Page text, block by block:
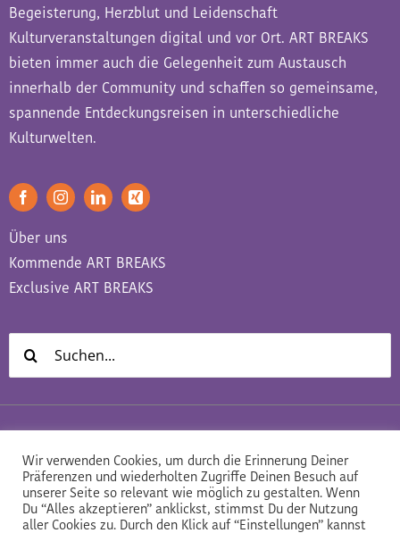
Begeisterung, Herzblut und Leidenschaft
Kulturveranstaltungen digital und vor Ort. ART BREAKS
bieten immer auch die Gelegenheit zum Austausch
innerhalb der Community und schaffen so gemeinsame,
spannende Entdeckungsreisen in unterschiedliche
Kulturwelten.
Über uns
Kommende ART BREAKS
Exclusive ART BREAKS
Suche
nach:
Datenschutz Impressum AGB
Wir verwenden Cookies, um durch die Erinnerung Deiner
Präferenzen und wiederholten Zugriffe Deinen Besuch auf
unserer Seite so relevant wie möglich zu gestalten. Wenn
Du “Alles akzeptieren” anklickst, stimmst Du der Nutzung
aller Cookies zu. Durch den Klick auf “Einstellungen” kannst